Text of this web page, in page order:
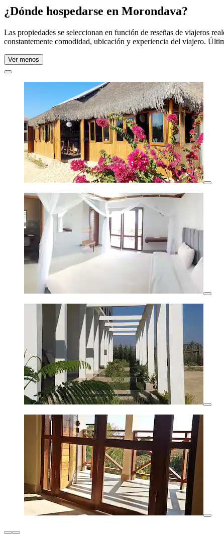
¿Dónde hospedarse en Morondava?
Las propiedades se seleccionan en función de reseñas de viajeros
constantemente comodidad, ubicación y experiencia del viajero.
Ver menos